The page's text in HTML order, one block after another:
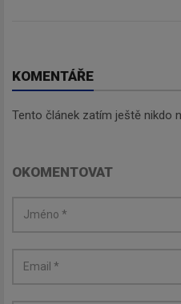
KOMENTÁŘE
Tento článek zatím ještě nikdo
OKOMENTOVAT